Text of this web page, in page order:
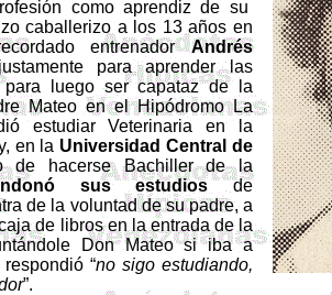
como aprendiz de su
caballerizo a los 13 años en
entrenadorAndrés
para aprender las
luego ser capataz de la
Mateo en el Hipódromo La
estudiar Veterinaria en la
en la Universidad Central de
de hacerse Bachiller dela
sus estudiosde
de la voluntad de su padre, a
de libros en la entrada de la
Don Mateo si iba a
“no sigo estudiando,
”.